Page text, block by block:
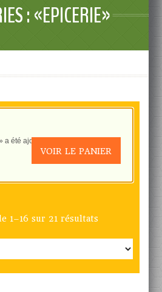
: «EPICERIE»
été ajouté à votre panier.
VOIR LE PANIER
1–16 sur 21 résultats